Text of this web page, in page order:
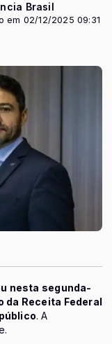
Brasil
em 02/12/2025 09:31
nesta segunda-
da Receita Federal
. A